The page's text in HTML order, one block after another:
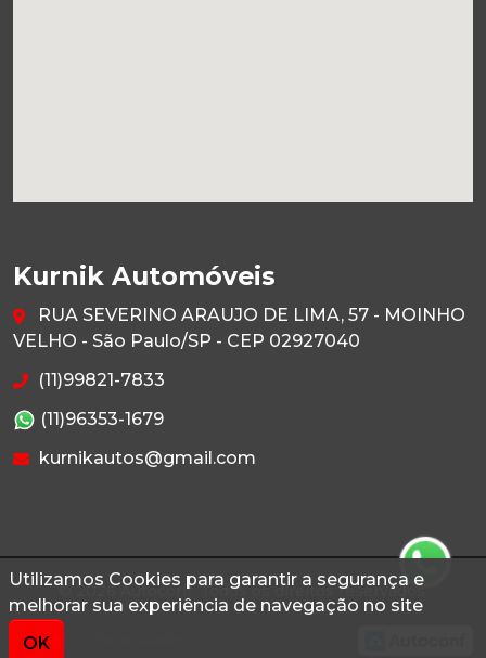
Utilizamos Cookies para garantir a segurança e
melhorar sua experiência de navegação no site
OK
Kurnik Automóveis
RUA SEVERINO ARAUJO DE LIMA, 57 - MOINHO
VELHO - São Paulo/SP - CEP 02927040
(11)99821-7833
(11)96353-1679
kurnikautos@gmail.com
© 2026 Autoconf. Todos os direitos reservados.
Termos